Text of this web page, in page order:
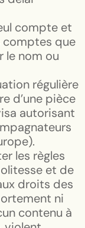
compte et
comptes que
le nom ou
régulière
d’une pièce
autorisant
les règles
et de
droits des
ni
contenu à